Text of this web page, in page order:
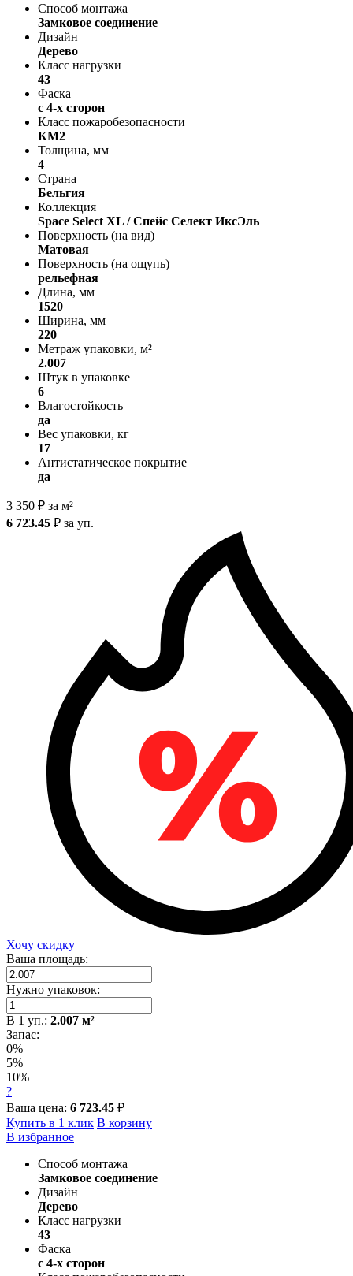
Способ монтажа
Замковое соединение
Дизайн
Дерево
Класс нагрузки
43
Фаска
с 4-х сторон
Класс пожаробезопасности
КМ2
Толщина, мм
4
Страна
Бельгия
Коллекция
Space Select XL / Спейс Селект ИксЭль
Поверхность (на вид)
Матовая
Поверхность (на ощупь)
рельефная
Длина, мм
1520
Ширина, мм
220
Метраж упаковки, м²
2.007
Штук в упаковке
6
Влагостойкость
да
Вес упаковки, кг
17
Антистатическое покрытие
да
3 350 ₽ за м²
6 723.45 ₽ за уп.
Хочу скидку
Ваша площадь:
Нужно упаковок:
В 1 уп.: 2.007 м²
Запас:
0%
5%
10%
?
Ваша цена: 6 723.45 ₽
Купить в 1 клик В корзину
В избранное
Способ монтажа
Замковое соединение
Дизайн
Дерево
Класс нагрузки
43
Фаска
с 4-х сторон